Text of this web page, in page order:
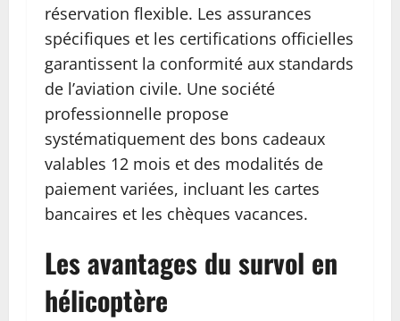
réservation flexible. Les assurances
spécifiques et les certifications officielles
garantissent la conformité aux standards
de l’aviation civile. Une société
professionnelle propose
systématiquement des bons cadeaux
valables 12 mois et des modalités de
paiement variées, incluant les cartes
bancaires et les chèques vacances.
Les avantages du survol en
hélicoptère